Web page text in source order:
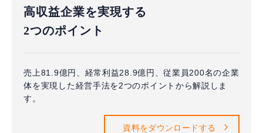
高収益企業を実現する
2つのポイント
売上81.9億円、経常利益28.9億円、従業員200名の企業
体を実現した経営手法を2つのポイントから解説しま
す。
資料をダウンロードする